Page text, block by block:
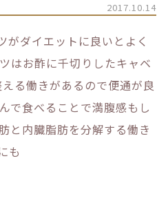
2017.10.14
ダイエットに良いとよく
はお酢に千切りしたキャベ
る働きがあるので便通が良
で食べることで満腹感もし
と内臓脂肪を分解する働き
も